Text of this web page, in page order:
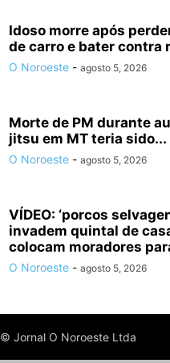
Idoso morre após
de carro e bater contra
O Noroeste - agosto 5, 2026
Morte de PM durante
jitsu em MT teria sido...
O Noroeste - agosto 5, 2026
VÍDEO: ‘porcos
invadem quintal de
colocam moradores
O Noroeste - agosto 5, 2026
© Jornal O Noroeste Ltda